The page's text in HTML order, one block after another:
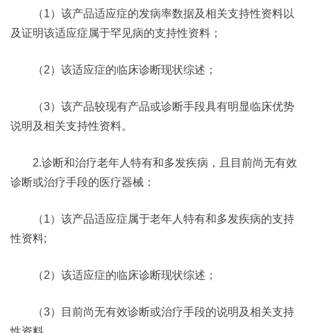
（1）该产品适应症的发病率数据及相关支持性资料以
及证明该适应症属于罕见病的支持性资料；
（2）该适应症的临床诊断现状综述；
（3）该产品较现有产品或诊断手段具有明显临床优势
说明及相关支持性资料。
2.诊断和治疗老年人特有和多发疾病，且目前尚无有效
诊断或治疗手段的医疗器械：
（1）该产品适应症属于老年人特有和多发疾病的支持
性资料;
（2）该适应症的临床诊断现状综述；
（3）目前尚无有效诊断或治疗手段的说明及相关支持